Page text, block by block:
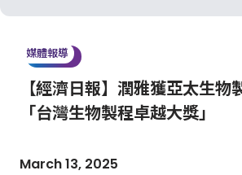
媒體報導
【經濟日報】潤雅獲亞太生物
「台灣生物製程卓越大獎」
March 13, 2025